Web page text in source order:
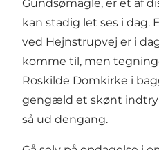
Gundsømagle, er et af
kan stadig let ses i dag.
ved Hejnstrupvej er i
komme til, men
Roskilde Domkirke i
gengæld et skønt
så ud dengang.